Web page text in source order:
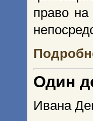
право
Один
Ивана